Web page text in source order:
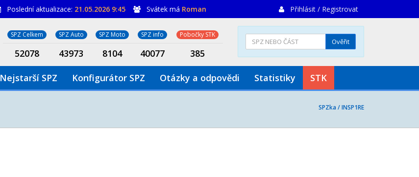
Poslední aktualizace: 21.05.2026 9:45 Svátek má Roman Přihlásit / Registrovat
SPZ Celkem SPZ Auto SPZ Moto SPZ info Pobočky STK
52078 43973 8104 40077 385
Ověřit
Nejstarší SPZ Konfigurátor SPZ Otázky a odpovědi Statistiky STK
SPZka /INSP1RE